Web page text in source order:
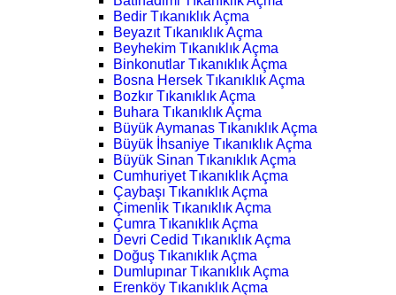
Bedir Tıkanıklık Açma
Beyazıt Tıkanıklık Açma
Beyhekim Tıkanıklık Açma
Binkonutlar Tıkanıklık Açma
Bosna Hersek Tıkanıklık Açma
Bozkır Tıkanıklık Açma
Buhara Tıkanıklık Açma
Büyük Aymanas Tıkanıklık Açma
Büyük İhsaniye Tıkanıklık Açma
Büyük Sinan Tıkanıklık Açma
Cumhuriyet Tıkanıklık Açma
Çaybaşı Tıkanıklık Açma
Çimenlik Tıkanıklık Açma
Çumra Tıkanıklık Açma
Devri Cedid Tıkanıklık Açma
Doğuş Tıkanıklık Açma
Dumlupınar Tıkanıklık Açma
Erenköy Tıkanıklık Açma